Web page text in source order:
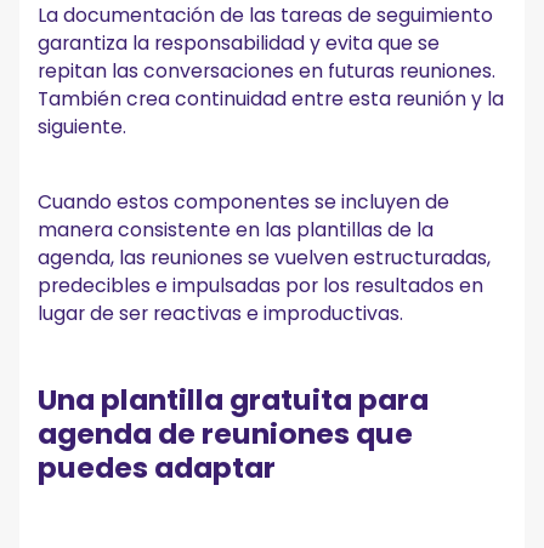
La documentación de las tareas de seguimiento
garantiza la responsabilidad y evita que se
repitan las conversaciones en futuras reuniones.
También crea continuidad entre esta reunión y la
siguiente.
Cuando estos componentes se incluyen de
manera consistente en las plantillas de la
agenda, las reuniones se vuelven estructuradas,
predecibles e impulsadas por los resultados en
lugar de ser reactivas e improductivas.
Una plantilla gratuita para
agenda de reuniones que
puedes adaptar